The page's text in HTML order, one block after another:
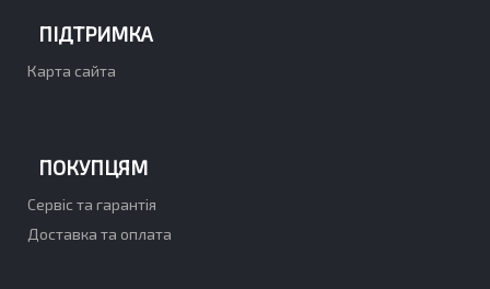
ПІДТРИМКА
Карта сайта
ПОКУПЦЯМ
Сервіс та гарантія
Доставка та оплата